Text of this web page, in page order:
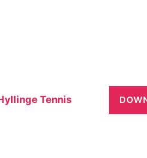
Tennis